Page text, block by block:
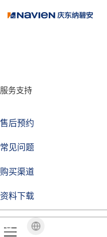
服务支持
售后预约
常见问题
购买渠道
资料下载
品牌故事
技术实力
企业动态
焦点注册Life
品牌视角